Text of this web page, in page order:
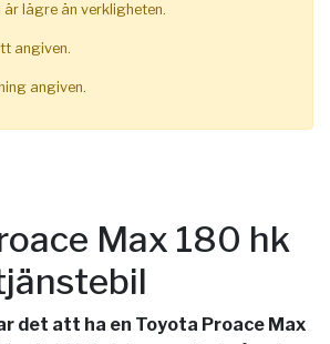
lägre än verkligheten.
angiven.
angiven.
Max 180 hk
det att ha en Toyota Proace Max